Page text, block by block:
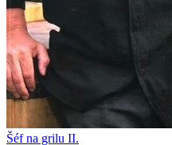
Šéf na grilu II.